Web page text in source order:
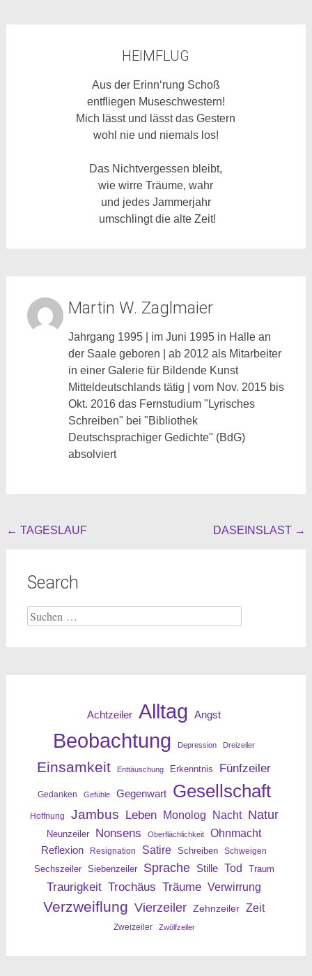
HEIMFLUG
Aus der Erinn‘rung Schoß
entfliegen Museschwestern!
Mich lässt und lässt das Gestern
wohl nie und niemals los!
Das Nichtvergessen bleibt,
wie wirre Träume, wahr
und jedes Jammerjahr
umschlingt die alte Zeit!
Martin W. Zaglmaier
Jahrgang 1995 | im Juni 1995 in Halle an
der Saale geboren | ab 2012 als Mitarbeiter
in einer Galerie für Bildende Kunst
Mitteldeutschlands tätig | vom Nov. 2015 bis
Okt. 2016 das Fernstudium "Lyrisches
Schreiben" bei "Bibliothek
Deutschsprachiger Gedichte" (BdG)
absolviert
Beitragsnavigation
← TAGESLAUF DASEINSLAST →
Search
Suche
nach:
Achtzeiler Alltag Angst
Beobachtung Depression Dreizeiler
Einsamkeit Enttäuschung Erkenntnis Fünfzeiler
Gedanken Gefühle Gegenwart Gesellschaft
Hoffnung Jambus Leben Monolog Nacht Natur
Neunzeiler Nonsens Oberflächlichkeit
Ohnmacht
Reflexion
Resignation Satire Schreiben Schweigen
Sechszeiler Siebenzeiler Sprache Stille Tod Traum
Traurigkeit Trochäus Träume Verwirrung
Verzweiflung Vierzeiler Zehnzeiler Zeit
Zweizeiler Zwölfzeiler